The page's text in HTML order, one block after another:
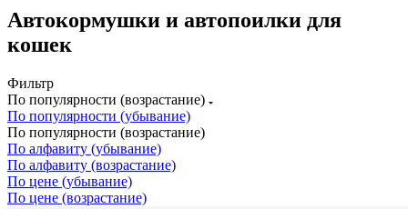
Автокормушки и автопоилки для
кошек
Фильтр
По популярности (возрастание)
По популярности (убывание)
По популярности (возрастание)
По алфавиту (убывание)
По алфавиту (возрастание)
По цене (убывание)
По цене (возрастание)